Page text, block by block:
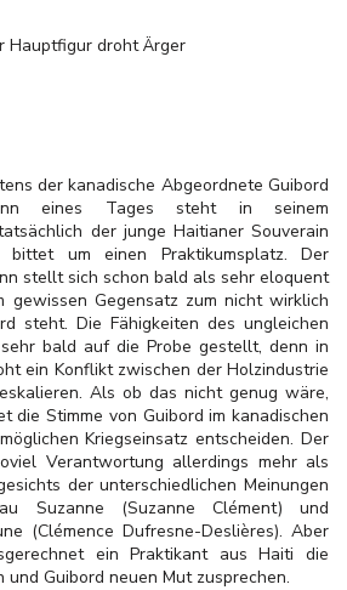
der kanadische Abgeordnete Guibord
eines Tages steht in seinem
der junge Haitianer Souverain
um einen Praktikumsplatz. Der
stellt sich schon bald als sehr eloquent
gewissen Gegensatz zum nicht wirklich
steht. Die Fähigkeiten des ungleichen
bald auf die Probe gestellt, denn in
ein Konflikt zwischen der Holzindustrie
Als ob das nicht genug wäre,
die Stimme von Guibord im kanadischen
Kriegseinsatz entscheiden. Der
Verantwortung allerdings mehr als
der unterschiedlichen Meinungen
Suzanne (Suzanne Clément) und
(Clémence Dufresne-Deslières). Aber
ein Praktikant aus Haiti die
und Guibord neuen Mut zusprechen.